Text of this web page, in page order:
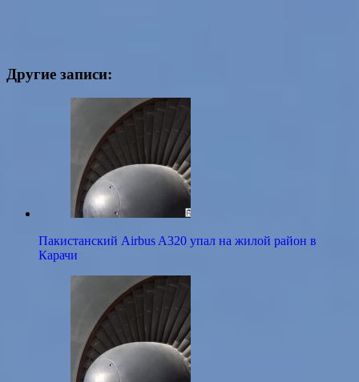
Другие записи:
Пакистанский Airbus A320 упал на жилой район в
Карачи